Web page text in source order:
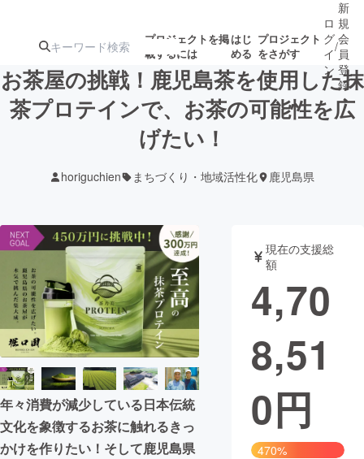
プロジェクトを掲
載するには
はじ
める
プロジェクト
をさがす
注目の新着プロ
ジェクト
募集終了が近いプ
テクノロジー・ガジェット
映像・映画 書籍・雑誌
ビジネス・起業 チャレンジ
まちづくり・地域活性化
CAMPFIRE for Social Good
CAMPFIRE Creation
ロ
グ
イ
ン
/
新
規
会
員
登
録
お茶屋の挑戦！鹿児島茶を使用した抹
茶プロテインで、お茶の可能性を広
げたい！
horiguchien まちづくり・地域活性化 鹿児島県
年々消費が減少している日本伝統
文化を象徴するお茶に触れるきっ
かけを作りたい！そして鹿児島県
現在の支援総
額
4,70
8,51
0円
470%